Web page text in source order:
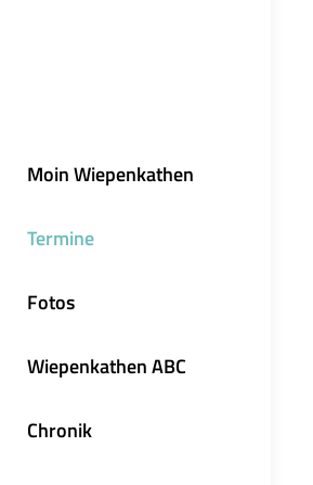
Moin Wiepenkathen
Termine
Fotos
Wiepenkathen ABC
Chronik